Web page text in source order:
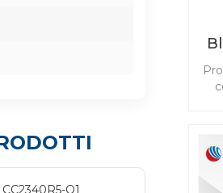
CC2340R5-Q1